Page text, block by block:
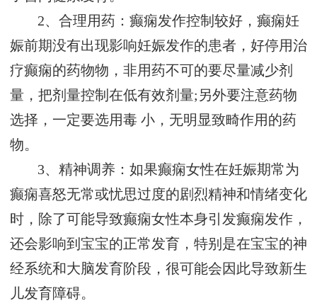
2、合理用药：癫痫发作控制较好，癫痫妊
娠前期没有出现影响妊娠发作的患者，好停用治
疗癫痫的药物物，非用药不可的要尽量减少剂
量，把剂量控制在低有效剂量;另外要注意药物
选择，一定要选用毒 小，无明显致畸作用的药
物。
3、精神调养：如果癫痫女性在妊娠期常为
癫痫喜怒无常或忧思过度的剧烈精神和情绪变化
时，除了可能导致癫痫女性本身引发癫痫发作，
还会影响到宝宝的正常发育，特别是在宝宝的神
经系统和大脑发育阶段，很可能会因此导致新生
儿发育障碍。